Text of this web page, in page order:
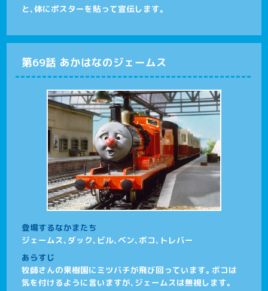
と、体にポスターを貼って宣伝します。
第69話 あかはなのジェームス
登場するなかまたち
ジェームス、ダック、ビル、ベン、ボコ、トレバー
あらすじ
牧師さんの果樹園にミツバチが飛び回っています。ボコは
気を付けるように言いますが、ジェームスは無視します。